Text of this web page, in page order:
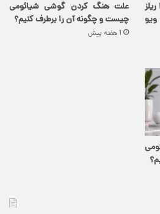
علت هنگ کردن گوشی شیائومی
چیست و چگونه آن را برطرف کنیم؟
1 هفته پیش